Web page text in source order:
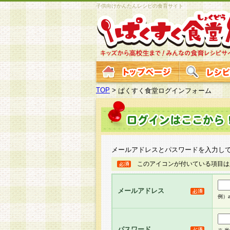
子供向けかんたんレシピの食育サイト
TOP >ぱくすく食堂ログインフォーム
メールアドレスとパスワードを入力し
このアイコンが付いている項目
メールアドレス
例）